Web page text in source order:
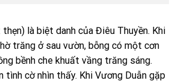
thẹn) là biệt danh của Điêu Thuyền. Khi
trăng ở sau vườn, bỗng có một cơn
bềnh che khuất vầng trăng sáng.
tình cờ nhìn thấy. Khi Vương Duẫn gặp